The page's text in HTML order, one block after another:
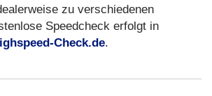
zu verschiedenen
Speedcheck erfolgt in
Check.de.